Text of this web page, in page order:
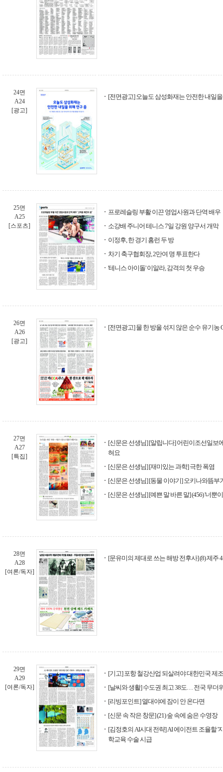
24면
A24
[광고]
[전면광고] 오늘도 삼성화재는 안전한 내일
25면
A25
[스포츠]
프로레슬링 부활 이끈 영업사원과 단역 배우
소강배 주니어 테니스 7일 강원 양구서 개막
이정후, 한 경기 홈런 두 방
차기 축구협회장, 2만여 명 투표한다
'테니스 아이돌' 이알라, 감격의 첫 우승
26면
A26
[광고]
[전면광고] 물 한 방울 섞지 않은 순수 유기농
27면
A27
[특집]
[신문은 선생님] [알립니다] 어린이조선일보
혀요
[신문은 선생님] [재미있는 과학] 극한 폭염
[신문은 선생님] [동물 이야기] 오키나와뜸부
[신문은 선생님] [예쁜 말 바른 말] (456) '너뿐
28면
A28
[여론/독자]
[문유미의 제대로 쓰는 해방 전후사] (8) 제주
29면
A29
[여론/독자]
[기고] 포항 철강산업 되살려야 대한민국 제
[날씨와 생활] 수도권 최고 38도… 전국 무더
[리빙포인트] 열대야에 잠이 안 온다면
[신문 속 작은 창문] (21) 숲 속에 숨은 수영장
[김정호의 AI시대 전략] AI 에이전트 조율할 '
학교육 수술 시급